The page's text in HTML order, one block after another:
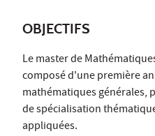
OBJECTIFS
Le master de
composé d'une première
mathématiques générales,
de spécialisation
appliquées.